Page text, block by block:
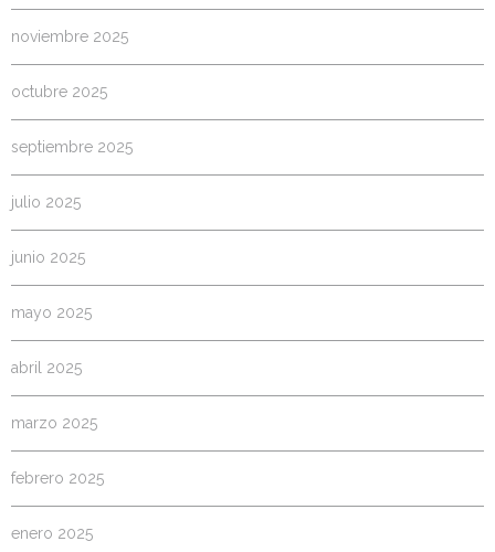
noviembre 2025
octubre 2025
septiembre 2025
julio 2025
junio 2025
mayo 2025
abril 2025
marzo 2025
febrero 2025
enero 2025